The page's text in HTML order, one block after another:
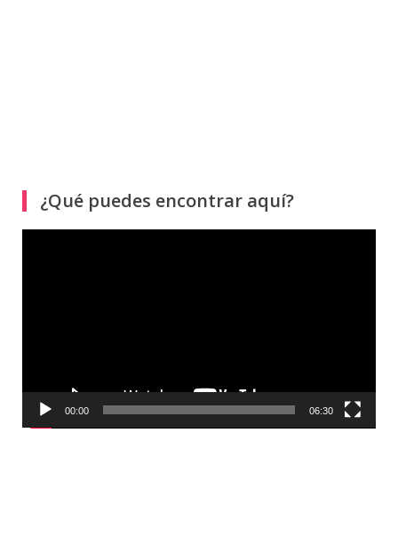
¿Qué puedes encontrar aquí?
00:00 06:30